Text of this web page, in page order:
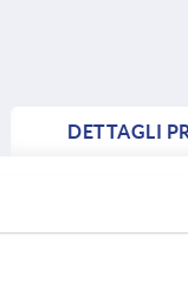
DETTAGLI